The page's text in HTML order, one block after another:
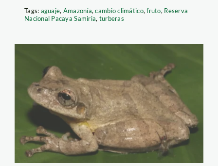
Tags: aguaje, Amazonía,cambio climático,fruto, Reserva
Nacional Pacaya Samiria, turberas